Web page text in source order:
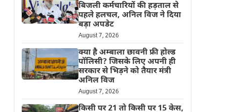
बिजली कर्मचारियों की हड़ताल से
पहले हलचल, अनिल विज ने दिया
बड़ा अपडेट
August 7, 2026
क्या है अम्बाला छावनी फ्री होल्ड
पॉलिसी? जिसके लिए अपनी ही
सरकार से भिड़ने को तैयार मंत्री
अनिल विज
August 7, 2026
किसी पर 21 तो किसी पर 15 केस,